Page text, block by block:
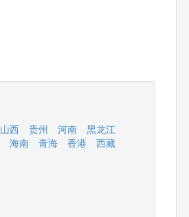
山西 贵州 河南
黑龙江
海南 青海 香港
西藏